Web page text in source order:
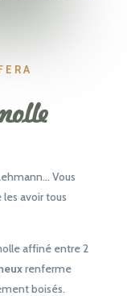
Vous
avoir tous
affiné entre 2
renferme
boisés.